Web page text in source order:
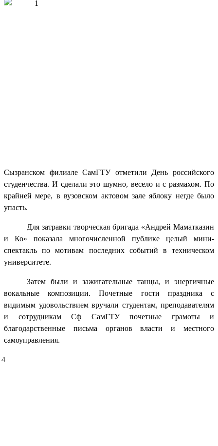
Сызранском филиале СамГТУ отметили День российского
студенчества. И сделали это шумно, весело и с размахом. По
крайней мере, в вузовском актовом зале яблоку негде было
упасть.
Для затравки творческая бригада «Андрей Маматказин
и Ко» показала многочисленной публике целый мини-
спектакль по мотивам последних событий в техническом
университете.
Затем были и зажигательные танцы, и энергичные
вокальные композиции. Почетные гости праздника с
видимым удовольствием вручали студентам, преподавателям
и сотрудникам Сф СамГТУ почетные грамоты и
благодарственные письма органов власти и местного
самоуправления.